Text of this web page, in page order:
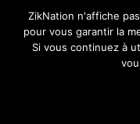
ZikNation n'affiche
pour vous garantir la
Si vous continuez à